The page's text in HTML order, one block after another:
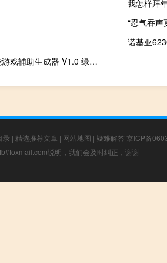
我怎样拜
“忍气吞声
诺基亚
万能游戏辅助生成器 V1.0 绿色免费版（万能游戏辅助生成器 V1.0 绿色免费版功能简介）
录 | 精选推荐文章 | 网站地图 | 疑难解答 京ICP备
说明，我们会及时纠正，谢谢